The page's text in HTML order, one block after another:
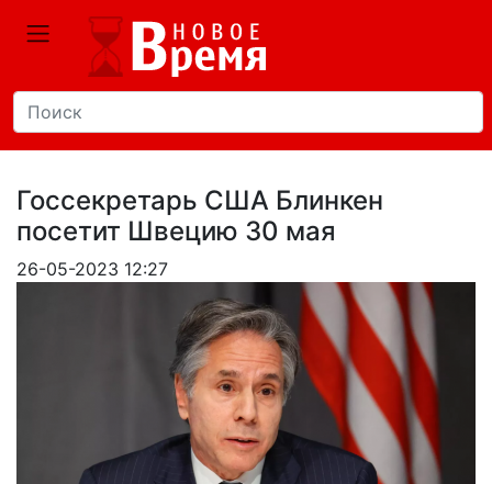
Госсекретарь США Блинкен
посетит Швецию 30 мая
26-05-2023 12:27